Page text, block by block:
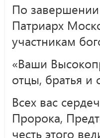
По
Патриарх
участникам
«Ваши
отцы, братья и
Всех вас
Пророка,
честь этого